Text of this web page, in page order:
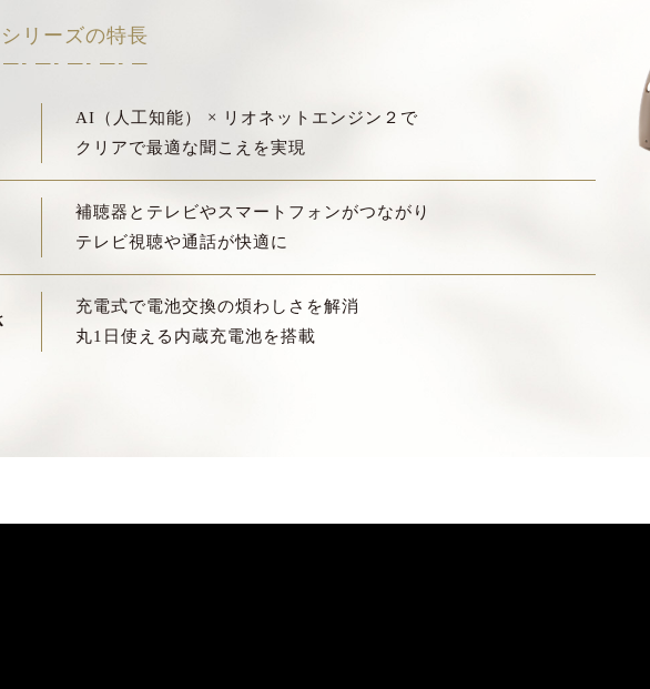
リーズの特長
AI（人工知能） × リオネットエンジン２で
クリアで最適な聞こえを実現
補聴器とテレビやスマートフォンがつながり
テレビ視聴や通話が快適に
充電式で電池交換の煩わしさを解消
丸1日使える内蔵充電池を搭載